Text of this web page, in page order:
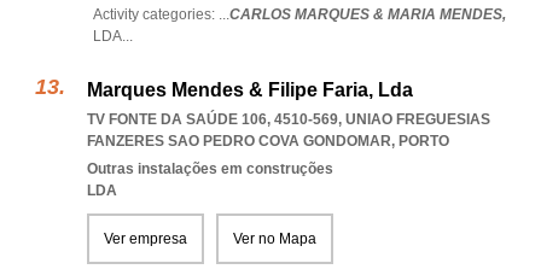
Activity categories: ...CARLOS MARQUES & MARIA MENDES,
LDA...
Marques Mendes & Filipe Faria, Lda
TV FONTE DA SAÚDE 106, 4510-569, UNIAO FREGUESIAS
FANZERES SAO PEDRO COVA GONDOMAR, PORTO
Outras instalações em construções
LDA
Ver empresa Ver no Mapa